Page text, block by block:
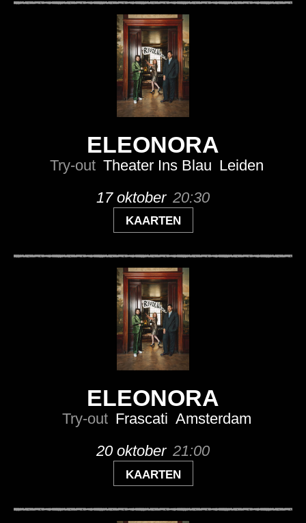
17 oktober 20:30
KAARTEN
ELEONORA
Try-out Theater Ins Blau Leiden
20 oktober 21:00
KAARTEN
ELEONORA
Try-out Frascati Amsterdam